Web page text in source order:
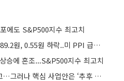
에도 S&P500지수 최고치
원·달러 NDF 1488.8/1489.2원, 0.55원 하락..미 PPI 급등 vs 뉴욕증시 랠리
승에 혼조...S&P500지수 최고치
싸이월드, 10월 부활 예고…그러나 핵심 사업안은 ‘추후 공개’